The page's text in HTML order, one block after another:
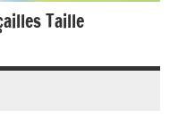
Taille